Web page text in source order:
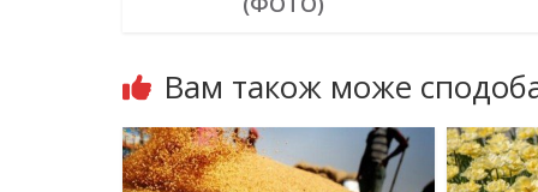
Вам також може